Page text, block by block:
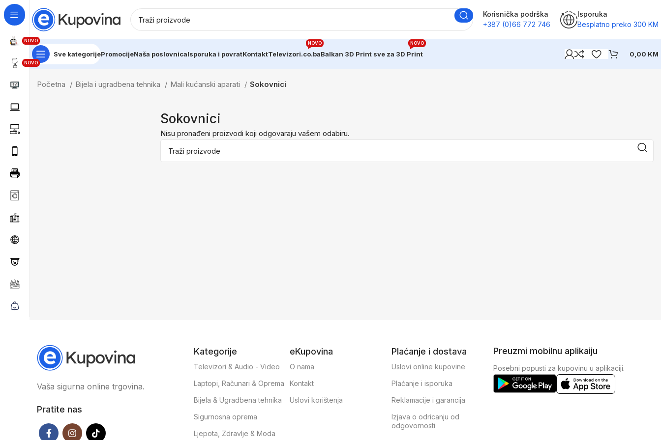
NOVO
NOVO
Korisnička podrška
+387 (0)66 772 746
Isporuka
Besplatno preko 300 KM
Sve kategorijePromocijeNaša poslovnicaIsporuka i povratKontaktTelevizori.co.ba
NOVO
Balkan 3D Print sve za 3D Print
NOVO
0,00 KM
Početna Bijela i ugradbena tehnika Mali kućanski aparati Sokovnici
Sokovnici
Nisu pronađeni proizvodi koji odgovaraju vašem odabiru.
Vaša sigurna online trgovina.
Pratite nas
Kategorije
Televizori & Audio - Video
Laptopi, Računari & Oprema
Bijela & Ugradbena tehnika
Sigurnosna oprema
Ljepota, Zdravlje & Moda
eKupovina
O nama
Kontakt
Uslovi korištenja
Plaćanje i dostava
Uslovi online kupovine
Plaćanje i isporuka
Reklamacije i garancija
Izjava o odricanju od
odgovornosti
Preuzmi mobilnu aplikaiju
Posebni popusti za kupovinu u aplikaciji.